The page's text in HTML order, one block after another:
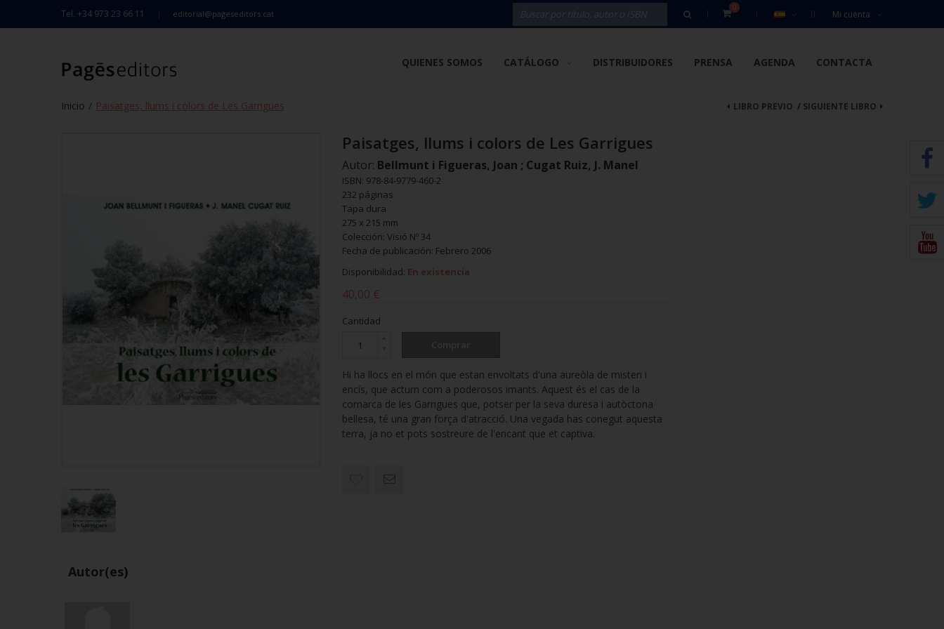
Tel. +34 973 23 66 11 editorial@pageseditors.cat Mi cuenta
0
QUIENES SOMOS CATÁLOGO DISTRIBUIDORES PRENSA AGENDA CONTACTA
Inicio / Paisatges, llums i colors de Les Garrigues SIGUIENTE LIBRO
LIBRO PREVIO /
Autor(es)
Paisatges, llums i colors de Les Garrigues
Autor: Bellmunt i Figueras, Joan ; Cugat Ruiz, J. Manel
ISBN: 978-84-9779-460-2
232 páginas
Tapa dura
275 x 215 mm
Colección: Visió Nº 34
Fecha de publicación: Febrero 2006
Disponibilidad: En existencia
40,00 €
Cantidad
Hi ha llocs en el món que estan envoltats d'una aureòla de misteri i
encís, que acturn com a poderosos imants. Aquest és el cas de la
comarca de les Garrigues que, potser per la seva duresa i autòctona
bellesa, té una gran força d'atracció. Una vegada has conegut aquesta
terra, ja no et pots sostreure de l'encant que et captiva.